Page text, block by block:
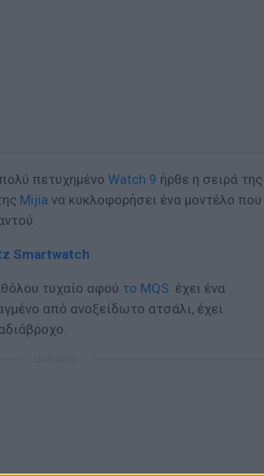
πετυχημένο Watch 9 ήρθε η σειρά της
Mijia να κυκλοφορήσει ένα μοντέλο που
Smartwatch
τυχαίο αφού το MQS έχει ένα
από ανοξείδωτο ατσάλι, έχει